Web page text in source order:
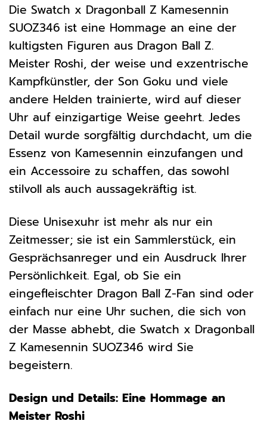
Die Swatch x Dragonball Z Kamesennin
SUOZ346 ist eine Hommage an eine der
kultigsten Figuren aus Dragon Ball Z.
Meister Roshi, der weise und exzentrische
Kampfkünstler, der Son Goku und viele
andere Helden trainierte, wird auf dieser
Uhr auf einzigartige Weise geehrt. Jedes
Detail wurde sorgfältig durchdacht, um die
Essenz von Kamesennin einzufangen und
ein Accessoire zu schaffen, das sowohl
stilvoll als auch aussagekräftig ist.
Diese Unisexuhr ist mehr als nur ein
Zeitmesser; sie ist ein Sammlerstück, ein
Gesprächsanreger und ein Ausdruck Ihrer
Persönlichkeit. Egal, ob Sie ein
eingefleischter Dragon Ball Z-Fan sind oder
einfach nur eine Uhr suchen, die sich von
der Masse abhebt, die Swatch x Dragonball
Z Kamesennin SUOZ346 wird Sie
begeistern.
Design und Details: Eine Hommage an
Meister Roshi